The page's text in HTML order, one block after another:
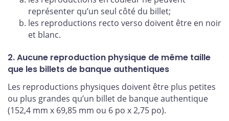
représenter qu’un seul côté du billet;
les reproductions recto verso doivent être en noir
et blanc.
2. Aucune reproduction physique de même taille
que les billets de banque authentiques
Les reproductions physiques doivent être plus petites
ou plus grandes qu’un billet de banque authentique
(152,4 mm x 69,85 mm ou 6 po x 2,75 po).